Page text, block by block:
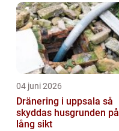
04 juni 2026
Dränering i uppsala så
skyddas husgrunden på
lång sikt